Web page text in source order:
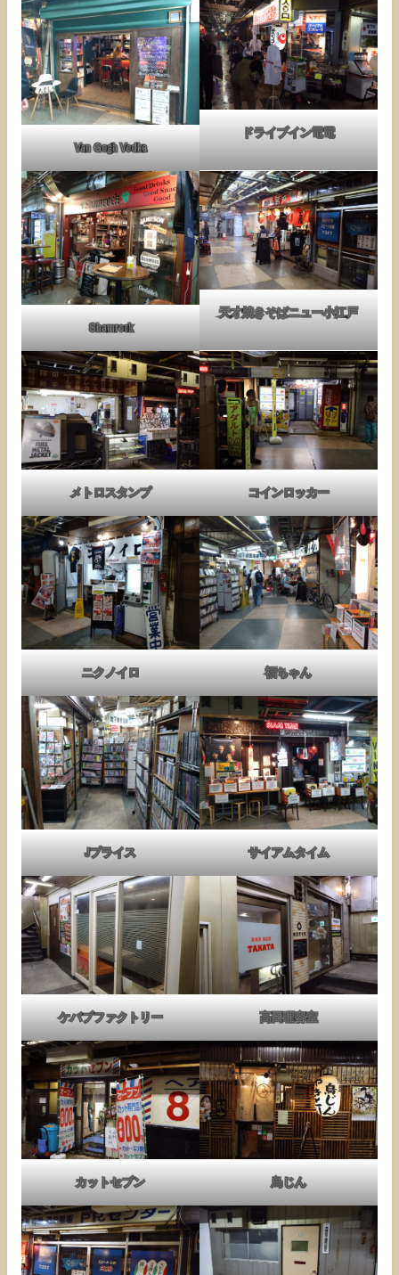
Van Gogh Vodka
ドライブイン電電
Shamrock
天才焼きそばニュー小江戸
メトロスタンプ コインロッカー
ニクノイロ 福ちゃん
Jプライス サイアムタイム
ケバブファクトリー 高田理容室
カットセブン 鳥じん